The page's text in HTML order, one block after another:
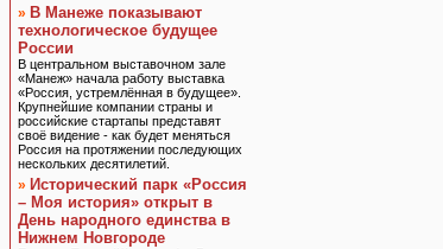
» В Манеже показывают
технологическое будущее
России
В центральном выставочном зале
«Манеж» начала работу выставка
«Россия, устремлённая в будущее».
Крупнейшие компании страны и
российские стартапы представят
своё видение - как будет меняться
Россия на протяжении последующих
нескольких десятилетий.
» Исторический парк «Россия
– Моя история» открыт в
День народного единства в
Нижнем Новгороде